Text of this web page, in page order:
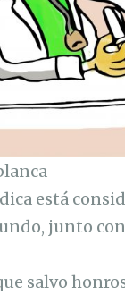
está
junto
salvo